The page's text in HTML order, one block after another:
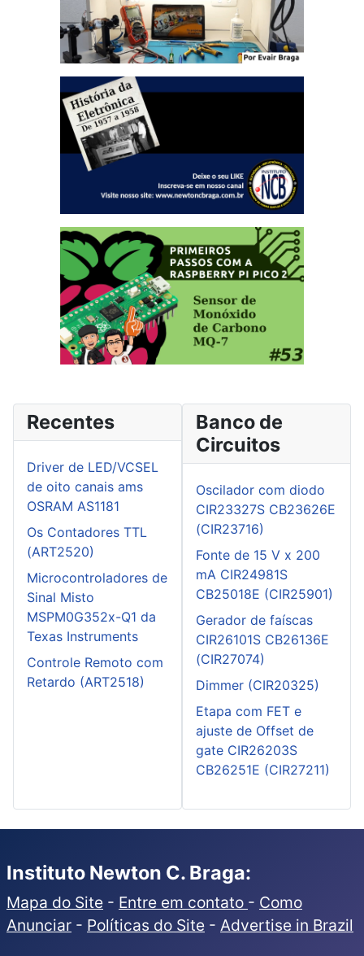
Recentes
Driver de LED/VCSEL
de oito canais ams
OSRAM AS1181
Os Contadores TTL
(ART2520)
Microcontroladores de
Sinal Misto
MSPM0G352x-Q1 da
Texas Instruments
Controle Remoto com
Retardo (ART2518)
Banco de
Circuitos
Oscilador com diodo
CIR23327S CB23626E
(CIR23716)
Fonte de 15 V x 200
mA CIR24981S
CB25018E (CIR25901)
Gerador de faíscas
CIR26101S CB26136E
(CIR27074)
Dimmer (CIR20325)
Etapa com FET e
ajuste de Offset de
gate CIR26203S
CB26251E (CIR27211)
Instituto Newton C. Braga:
Mapa do Site - Entre em contato - Como
Anunciar - Políticas do Site - Advertise in Brazil